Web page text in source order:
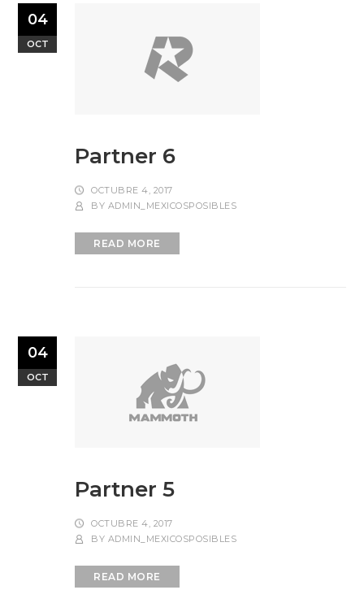
04
OCT
Partner 6
OCTUBRE 4, 2017
BY ADMIN_MEXICOSPOSIBLES
READ MORE
04
OCT
Partner 5
OCTUBRE 4, 2017
BY ADMIN_MEXICOSPOSIBLES
READ MORE